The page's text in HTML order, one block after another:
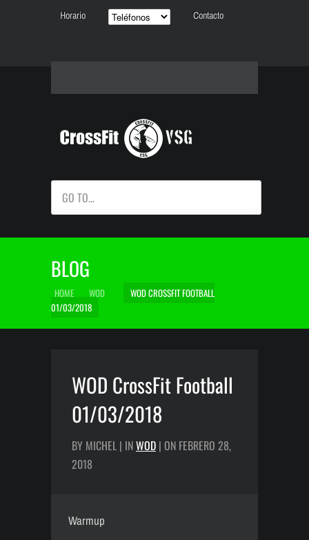
Horario Contacto
GO TO...
BLOG
HOME WOD
WOD CROSSFIT FOOTBALL
01/03/2018
WOD CrossFit Football
01/03/2018
BY MICHEL | INWOD | ON FEBRERO 28,
2018
Warmup